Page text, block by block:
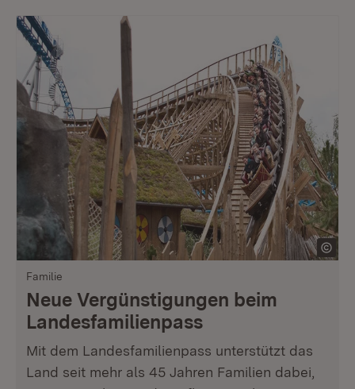
Familie
Neue Vergünstigungen beim
Landesfamilienpass
Mit dem Landesfamilienpass unterstützt das
Land seit mehr als 45 Jahren Familien dabei,